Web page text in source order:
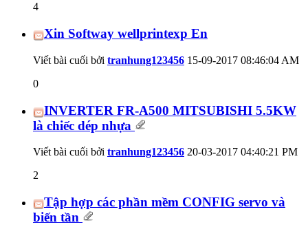
4
Xin Softway wellprintexp En
Viết bài cuối bởi tranhung123456 15-09-2017 08:46:04 AM
0
INVERTER FR-A500 MITSUBISHI 5.5KW
là chiếc dép nhựa
Viết bài cuối bởi tranhung123456 20-03-2017 04:40:21 PM
2
Tập hợp các phần mềm CONFIG servo và
biến tần